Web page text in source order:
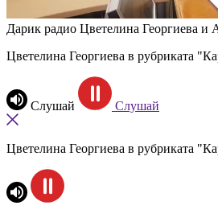
Дарик радио Цветелина Георгиева и
Цветелина Георгиева в рубриката
Слушай Слушай
Цветелина Георгиева в рубриката